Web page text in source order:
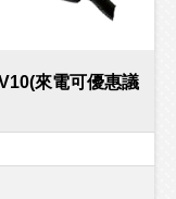
來電可優惠議